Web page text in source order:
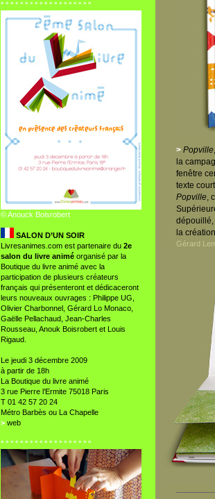
° ° ° ° ° ° ° ° ° ° ° ° ° ° ° ° ° ° °
© Anouck Boisrobert
SALON D’UN SOIR
Livresanimes.com est partenaire du 2e
salon du livre animéorganisé par la
Boutique du livre animé avec la
participation de plusieurs créateurs
français qui présenteront et dédicaceront
leurs nouveaux ouvrages : Philippe UG,
Olivier Charbonnel, Gérard Lo Monaco,
Gaëlle Pellachaud, Jean-Charles
Rousseau, Anouk Boisrobert et Louis
Rigaud.
Le jeudi 3 décembre 2009
à partir de 18h
La Boutique du livre animé
3 rue Pierre l’Ermite 75018 Paris
T 01 42 57 20 24
Métro Barbès ou La Chapelle
>web
° ° ° ° ° ° ° ° ° ° ° ° ° ° ° ° ° ° °
> Popville
la
fenêtre
texte
Popville,
dépouillé,
la
Gérard